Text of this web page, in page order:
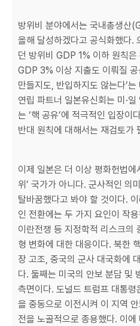
방위비 분야에서는 국내총생산
올해 달성하겠다고 공식화했다.
던 방위비 GDP 1% 이하 원칙
GDP 3% 이상 지출도 이뤄질 공
만들지도, 반입하지도 않는다’
연립 파트너 일본유신회는 미·
는 ‘핵 공유’에 적극적인 입장이
반대 원칙에 대해서는 재검토가
이제 일본은 더 이상 평화헌법에
위’ 국가가 아니다. 군사적인 의
탈바꿈했다고 봐야 할 것이다.
인 전환에는 두 가지 요인이 작
이란전쟁 등 지정학적 리스크의
형 변화에 대한 대응이다. 북한
장 고조, 중국의 군사 대국화에
다. 둘째는 미국의 안보 분담 및
측면이다. 도널드 트럼프 대통
을 중동으로 이전시켜 이 지역
전을 노골적으로 종용했다. 이